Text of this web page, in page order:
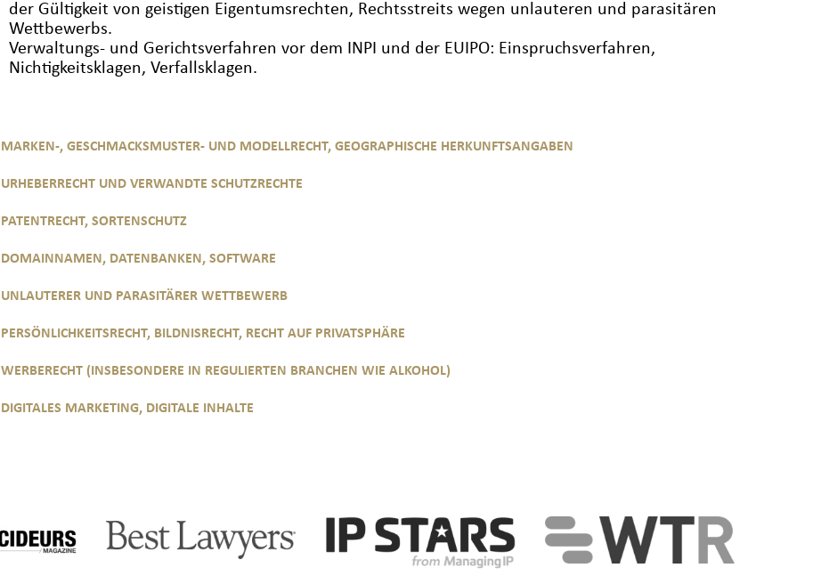
der Gültigkeit von geistigen Eigentumsrechten, Rechtsstreits wegen unlauteren und parasitären
Wettbewerbs.
Verwaltungs- und Gerichtsverfahren vor dem INPI und der EUIPO: Einspruchsverfahren,
Nichtigkeitsklagen, Verfallsklagen.
MARKEN-, GESCHMACKSMUSTER- UND MODELLRECHT, GEOGRAPHISCHE HERKUNFTSANGABEN
URHEBERRECHT UND VERWANDTE SCHUTZRECHTE
PATENTRECHT, SORTENSCHUTZ
DOMAINNAMEN, DATENBANKEN, SOFTWARE
UNLAUTERER UND PARASITÄRER WETTBEWERB
PERSÖNLICHKEITSRECHT, BILDNISRECHT, RECHT AUF PRIVATSPHÄRE
WERBERECHT (INSBESONDERE IN REGULIERTEN BRANCHEN WIE ALKOHOL)
DIGITALES MARKETING, DIGITALE INHALTE